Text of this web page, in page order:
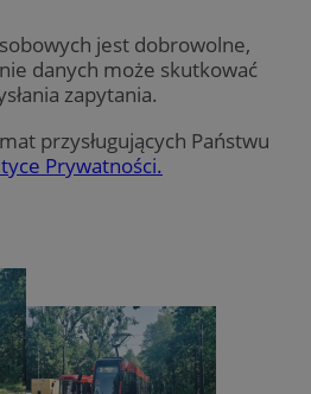
jest dobrowolne,
danych może skutkować
zapytania.
przysługujących Państwu
Prywatności.